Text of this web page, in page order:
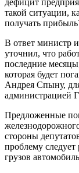
такой ситуации,
получать
В ответ министр
уточнил, что
последние
которая будет
Андрея Спыну,
администрацией
Предложенные
стороны
проблему следует
грузов